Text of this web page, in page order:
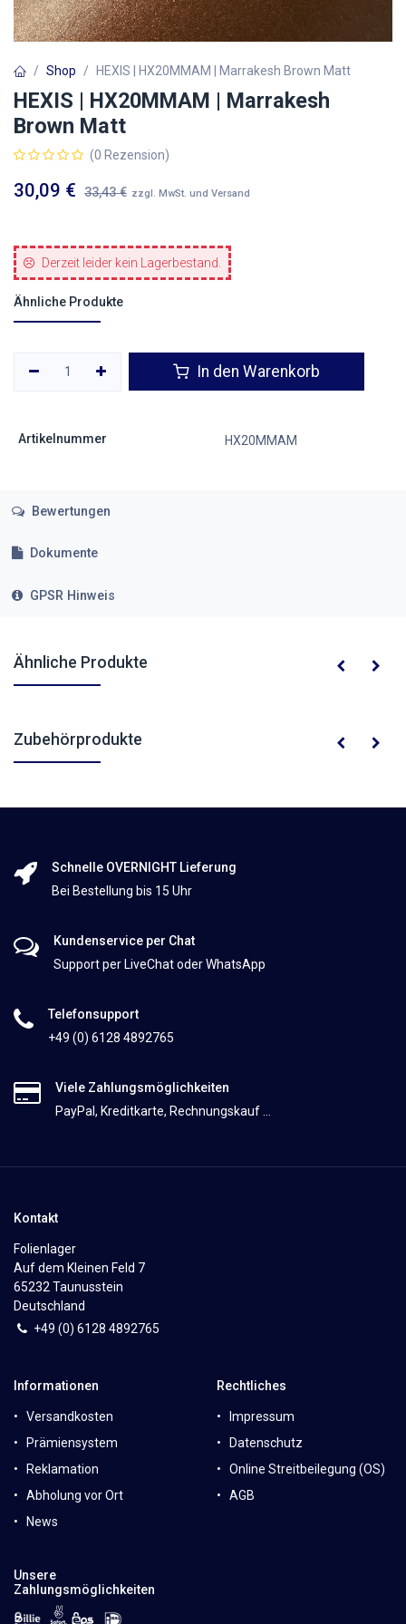
Shop HEXIS | HX20MMAM | Marrakesh Brown Matt
HEXIS | HX20MMAM | Marrakesh
Brown Matt
(0 Rezension)
30,09 € 33,43€ zzgl. MwSt. und Versand
Derzeit leider kein Lagerbestand.
Ähnliche Produkte
In den Warenkorb
Artikelnummer HX20MMAM
Bewertungen
Dokumente
GPSR Hinweis
Ähnliche Produkte
Zubehörprodukte
Schnelle OVERNIGHT Lieferung
Bei Bestellung bis 15 Uhr
Kundenservice per Chat
Support per LiveChat oder WhatsApp
Telefonsupport
+49 (0) 6128 4892765
Viele Zahlungsmöglichkeiten
PayPal, Kreditkarte, Rechnungskauf ...
Kontakt
Folienlager
Auf dem Kleinen Feld 7
65232 Taunusstein
Deutschland
+49 (0) 6128 4892765
Informationen
Versandkosten
Prämiensystem
Reklamation
Abholung vor Ort
News
Rechtliches
Impressum
Datenschutz
Online Streitbeilegung (OS)
AGB
Unsere
Zahlungsmöglichkeiten